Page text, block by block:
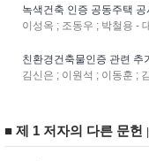
녹색건축 인증 공동주택 공
이성옥 ; 조동우 ; 박철용 -
친환경건축물인증 관련 추
김신은 ; 이원석 ; 이동훈 ;
■ 제 1 저자의 다른 문헌